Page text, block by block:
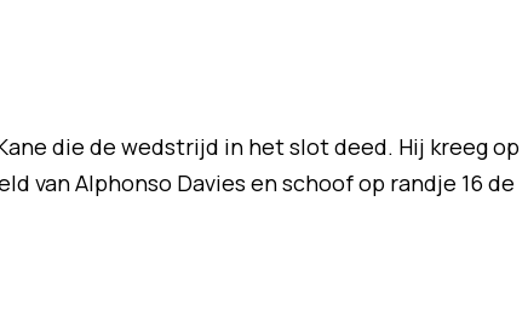
die de wedstrijd in het slot deed. Hij kreeg op
van Alphonso Davies en schoof op randje 16 de